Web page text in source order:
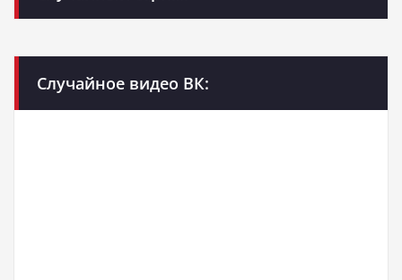
Случайное видео ВК: